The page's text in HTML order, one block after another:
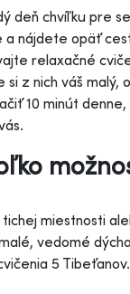
deň chvíľku pre
a nájdete opäť
relaxačné
z nich váš malý,
10 minút
miestnosti
vedomé
5 Tibeťanov.